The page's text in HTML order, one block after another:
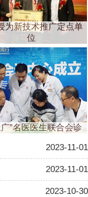
为新技术推广定点单
位
”名医医生联合会诊
2023-11-01
2023-11-01
2023-10-30